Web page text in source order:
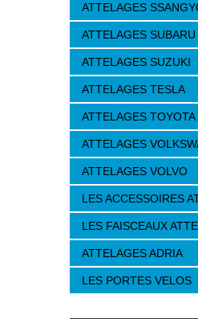
ATTELAGES
ATTELAGES SUBARU
ATTELAGES SUZUKI
ATTELAGES TESLA
ATTELAGES TOYOTA
ATTELAGES
ATTELAGES VOLVO
LES ACCESSOIRES
LES FAISCEAUX
ATTELAGES ADRIA
LES PORTES VELOS